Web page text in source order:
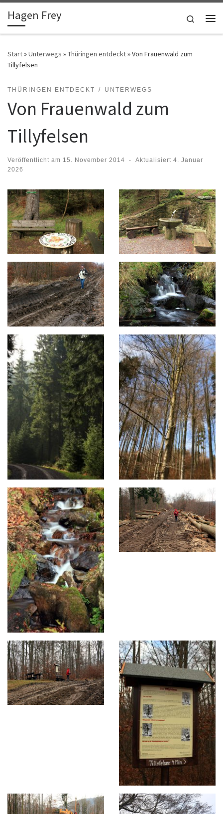
Zum Inhalt springen
Hagen Frey
Search
Start»Unterwegs »Thüringen entdeckt»Von Frauenwald zum
Tillyfelsen
THÜRINGEN ENTDECKT UNTERWEGS
Von Frauenwald zum
Tillyfelsen
Veröffentlicht am 15. November 2014 - Aktualisiert 4. Januar
2026